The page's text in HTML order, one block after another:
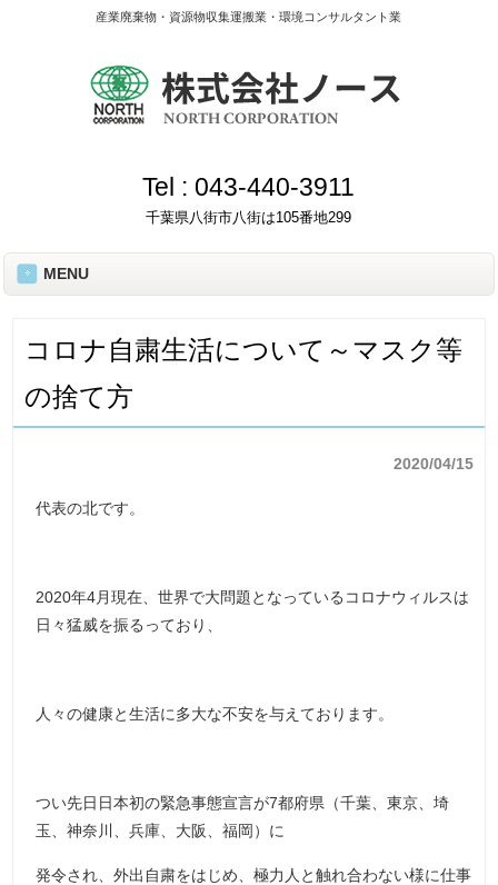
産業廃棄物・資源物収集運搬業・環境コンサルタント業
Tel : 043-440-3911
千葉県八街市八街は105番地299
MENU
コロナ自粛生活について～マスク等
の捨て方
2020/04/15
代表の北です。
2020年4月現在、世界で大問題となっているコロナウィルスは
日々猛威を振るっており、
人々の健康と生活に多大な不安を与えております。
つい先日日本初の緊急事態宣言が7都府県（千葉、東京、埼
玉、神奈川、兵庫、大阪、福岡）に
発令され、外出自粛をはじめ、極力人と触れ合わない様に仕事